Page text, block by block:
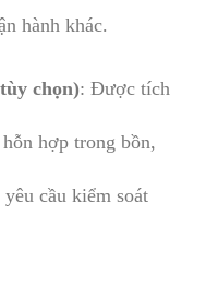
hành khác.
chọn): Được tích
hợp trong bồn,
cầu kiểm soát